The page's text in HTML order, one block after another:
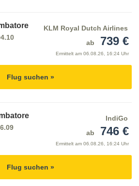
KLM Royal Dutch Airlines
ab
739 €
Ermittelt am 06.08.26, 16:24 Uhr
Flug suchen »
IndiGo
ab
746 €
Ermittelt am 06.08.26, 16:24 Uhr
Flug suchen »